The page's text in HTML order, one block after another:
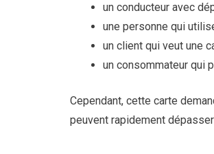
un conducteur avec
une personne qui
un client qui veut une
un consommateur qui
Cependant, cette carte
peuvent rapidement